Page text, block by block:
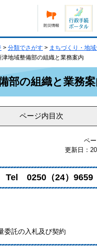
> 分類でさがす > まちづくり・地域
津地域整備部の組織と業務案内
部の組織と業務
ページ内目次
ペ
更新日：
Tel 0250（24）9659
委託の入札及び契約